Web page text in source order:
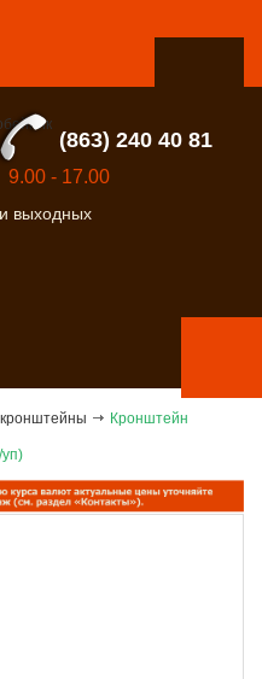
(863) 240 40 81
9.00 - 17.00
выходных
кронштейны Кронштейн